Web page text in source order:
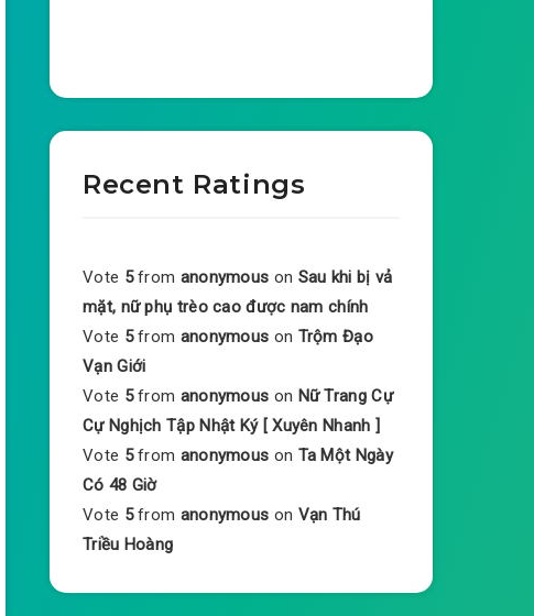
Recent Ratings
Vote 5 from anonymous on Sau khi bị vả
mặt, nữ phụ trèo cao được nam chính
Vote 5 from anonymous on Trộm Đạo
Vạn Giới
Vote 5 from anonymous on Nữ Trang Cự
Cự Nghịch Tập Nhật Ký [ Xuyên Nhanh ]
Vote 5 from anonymous on Ta Một Ngày
Có 48 Giờ
Vote 5 from anonymous on Vạn Thú
Triều Hoàng